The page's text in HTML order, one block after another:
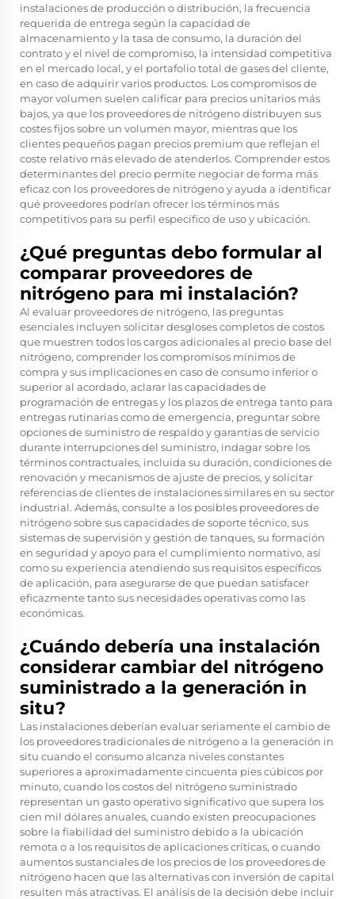
instalaciones de producción o distribución, la frecuencia
requerida de entrega según la capacidad de
almacenamiento y la tasa de consumo, la duración del
contrato y el nivel de compromiso, la intensidad competitiva
en el mercado local, y el portafolio total de gases del cliente,
en caso de adquirir varios productos. Los compromisos de
mayor volumen suelen calificar para precios unitarios más
bajos, ya que los proveedores de nitrógeno distribuyen sus
costes fijos sobre un volumen mayor, mientras que los
clientes pequeños pagan precios premium que reflejan el
coste relativo más elevado de atenderlos. Comprender estos
determinantes del precio permite negociar de forma más
eficaz con los proveedores de nitrógeno y ayuda a identificar
qué proveedores podrían ofrecer los términos más
competitivos para su perfil específico de uso y ubicación.
¿Qué preguntas debo formular al
comparar proveedores de
nitrógeno para mi instalación?
Al evaluar proveedores de nitrógeno, las preguntas
esenciales incluyen solicitar desgloses completos de costos
que muestren todos los cargos adicionales al precio base del
nitrógeno, comprender los compromisos mínimos de
compra y sus implicaciones en caso de consumo inferior o
superior al acordado, aclarar las capacidades de
programación de entregas y los plazos de entrega tanto para
entregas rutinarias como de emergencia, preguntar sobre
opciones de suministro de respaldo y garantías de servicio
durante interrupciones del suministro, indagar sobre los
términos contractuales, incluida su duración, condiciones de
renovación y mecanismos de ajuste de precios, y solicitar
referencias de clientes de instalaciones similares en su sector
industrial. Además, consulte a los posibles proveedores de
nitrógeno sobre sus capacidades de soporte técnico, sus
sistemas de supervisión y gestión de tanques, su formación
en seguridad y apoyo para el cumplimiento normativo, así
como su experiencia atendiendo sus requisitos específicos
de aplicación, para asegurarse de que puedan satisfacer
eficazmente tanto sus necesidades operativas como las
económicas.
¿Cuándo debería una instalación
considerar cambiar del nitrógeno
suministrado a la generación in
situ?
Las instalaciones deberían evaluar seriamente el cambio de
los proveedores tradicionales de nitrógeno a la generación in
situ cuando el consumo alcanza niveles constantes
superiores a aproximadamente cincuenta pies cúbicos por
minuto, cuando los costos del nitrógeno suministrado
representan un gasto operativo significativo que supera los
cien mil dólares anuales, cuando existen preocupaciones
sobre la fiabilidad del suministro debido a la ubicación
remota o a los requisitos de aplicaciones críticas, o cuando
aumentos sustanciales de los precios de los proveedores de
nitrógeno hacen que las alternativas con inversión de capital
resulten más atractivas. El análisis de la decisión debe incluir